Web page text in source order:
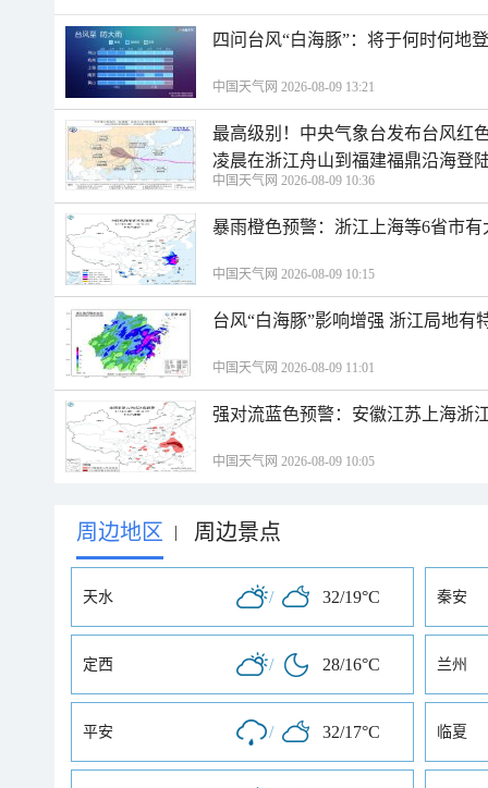
四问台风“白海豚”：将于何时何地
中国天气网 2026-08-09 13:21
最高级别！中央气象台发布台风红
凌晨在浙江舟山到福建福鼎沿海登
中国天气网 2026-08-09 10:36
暴雨橙色预警：浙江上海等6省市
中国天气网 2026-08-09 10:15
台风“白海豚”影响增强 浙江局地有
中国天气网 2026-08-09 11:01
强对流蓝色预警：安徽江苏上海浙
中国天气网 2026-08-09 10:05
周边地区 | 周边景点
天水 / 32/19°C 秦安
定西 / 28/16°C 兰州
平安 / 32/17°C 临夏